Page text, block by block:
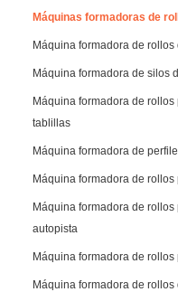
Máquinas formadoras de
Máquina formadora de rollos
Máquina formadora de silos
Máquina formadora de
tablillas
Máquina formadora de
Máquina formadora de
Máquina formadora de
autopista
Máquina formadora de
Máquina formadora de